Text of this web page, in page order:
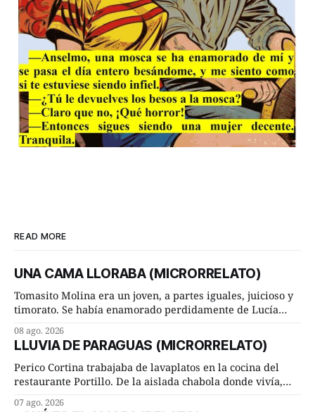
READ MORE
UNA CAMA LLORABA (MICRORRELATO)
Tomasito Molina era un joven, a partes iguales, juicioso y
timorato. Se había enamorado perdidamente de Lucía
ambos les iba de maravilla. Pero mantenían absoluta
discrepancia en un deseo ineluctable por parte de ella.
Lucía Arriate quería que ellos
08 ago. 2026
LLUVIA DE PARAGUAS (MICRORRELATO)
Perico Cortina trabajaba de lavaplatos en la cocina del
restaurante Portillo. De la aislada chabola donde vivía,
cuarto de hora andando a buen paso. Cierta noche,
07 ago. 2026